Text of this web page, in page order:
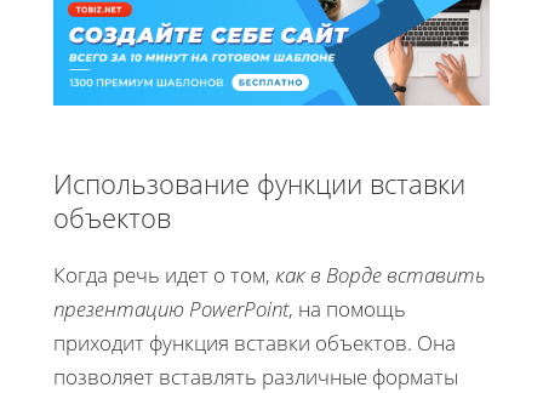
Использование функции вставки
объектов
Когда речь идет о том, как в Ворде вставить
презентацию PowerPoint, на помощь
приходит функция вставки объектов. Она
позволяет вставлять различные форматы